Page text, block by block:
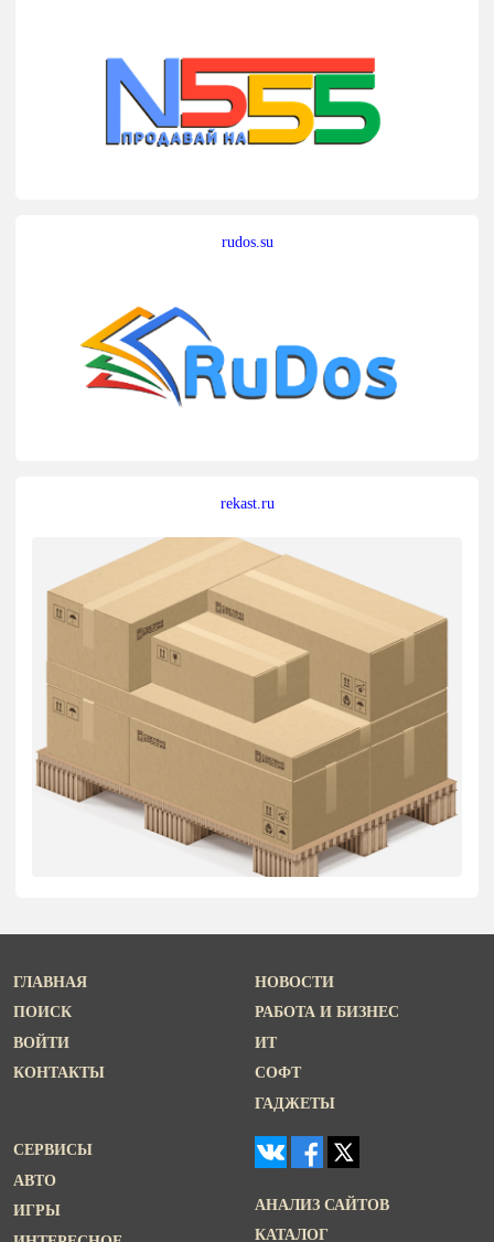
rudos.su
rekast.ru
ГЛАВНАЯ
ПОИСК
ВОЙТИ
КОНТАКТЫ
НОВОСТИ
РАБОТА И БИЗНЕС
ИТ
СОФТ
ГАДЖЕТЫ
СЕРВИСЫ
АВТО
ИГРЫ
АНАЛИЗ САЙТОВ
КАТАЛОГ